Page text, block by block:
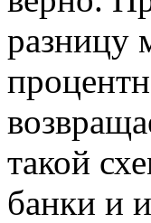
разницу
такой
банки и